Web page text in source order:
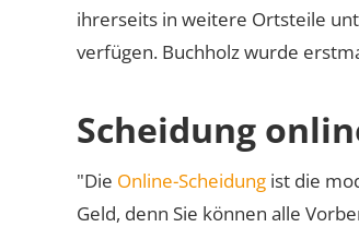
ihrerseits in weitere Ortsteile
verfügen. Buchholz wurde
Scheidung
"Die Online-Scheidung ist die
Geld, denn Sie können alle